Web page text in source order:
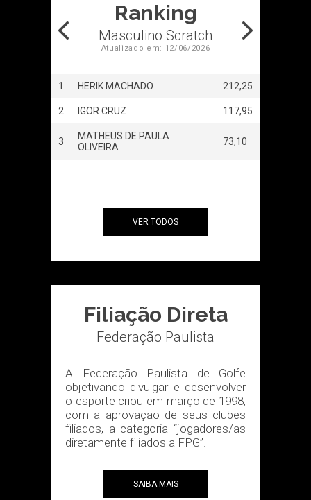
Ranking
Masculino Scratch
Atualizado em: 12/06/2026
1 HERIK MACHADO 212,25
2 IGOR CRUZ 117,95
3
MATHEUS DE PAULA
OLIVEIRA
73,10
VER TODOS
Filiação Direta
Federação Paulista
A Federação Paulista de Golfe
objetivando divulgar e desenvolver
o esporte criou em março de 1998,
com a aprovação de seus clubes
filiados, a categoria “jogadores/as
diretamente filiados a FPG”.
SAIBA MAIS